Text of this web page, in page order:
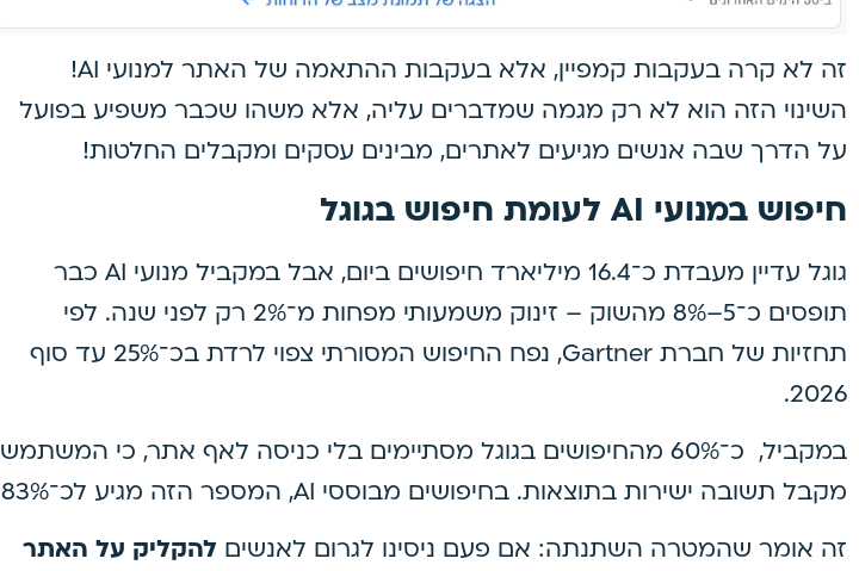
זה לא קרה בעקבות קמפיין, אלא בעקבות ההתאמה של האתר למנועי AI!
השינוי הזה הוא לא רק מגמה שמדברים עליה, אלא משהו שכבר משפיע בפועל
על הדרך שבה אנשים מגיעים לאתרים, מבינים עסקים ומקבלים החלטות!
חיפוש במנועי AI לעומת חיפוש בגוגל
גוגל עדיין מעבדת כ־16.4 מיליארד חיפושים ביום, אבל במקביל מנועי AI כבר
תופסים כ־5–8% מהשוק – זינוק משמעותי מפחות מ־2% רק לפני שנה. לפי
תחזיות של חברת Gartner, נפח החיפוש המסורתי צפוי לרדת בכ־25% עד סוף
2026.
במקביל, כ־60% מהחיפושים בגוגל מסתיימים בלי כניסה לאף אתר, כי המשתמש
מקבל תשובה ישירות בתוצאות. בחיפושים מבוססי AI, המספר הזה מגיע לכ־83%.
זה אומר שהמטרה השתנתה: אם פעם ניסינו לגרום לאנשים להקליק על האתר